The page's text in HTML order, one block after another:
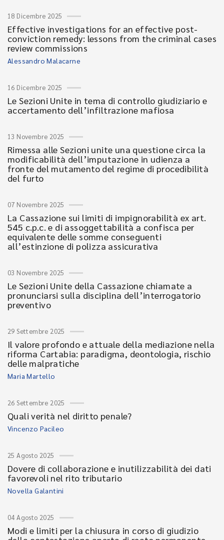
18 Dicembre 2025
Effective investigations for an effective post-
conviction remedy: lessons from the criminal cases
review commissions
Alessandro Malacarne
16 Dicembre 2025
Le Sezioni Unite in tema di controllo giudiziario e
accertamento dell’infiltrazione mafiosa
13 Novembre 2025
Rimessa alle Sezioni unite una questione circa la
modificabilità dell’imputazione in udienza a
fronte del mutamento del regime di procedibilità
del furto
07 Novembre 2025
La Cassazione sui limiti di impignorabilità ex art.
545 c.p.c. e di assoggettabilità a confisca per
equivalente delle somme conseguenti
all’estinzione di polizza assicurativa
03 Novembre 2025
Le Sezioni Unite della Cassazione chiamate a
pronunciarsi sulla disciplina dell’interrogatorio
preventivo
29 Settembre 2025
Il valore profondo e attuale della mediazione nella
riforma Cartabia: paradigma, deontologia, rischio
delle malpratiche
Maria Martello
26 Settembre 2025
Quali verità nel diritto penale?
Vincenzo Pacileo
25 Agosto 2025
Dovere di collaborazione e inutilizzabilità dei dati
favorevoli nel rito tributario
Novella Galantini
04 Agosto 2025
Modi e limiti per la chiusura in corso di giudizio